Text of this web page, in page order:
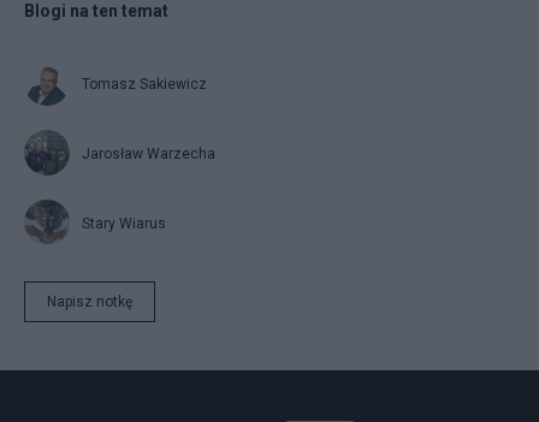
Blogi na ten temat
Tomasz Sakiewicz
Jarosław Warzecha
Stary Wiarus
Napisz notkę